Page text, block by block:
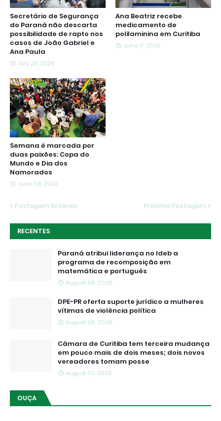
Secretário de Segurança
do Paraná não descarta
possibilidade de rapto nos
casos de João Gabriel e
Ana Paula
July 28, 2026
Ana Beatriz recebe
medicamento de
polilaminina em Curitiba
June 17, 2026
Semana é marcada por
duas paixões: Copa do
Mundo e Dia dos
Namorados
June 08, 2026
Postagem Anterior Próxima Postagem
RECENTES
Paraná atribui liderança no Ideb a
programa de recomposição em
matemática e português
August 06, 2026
DPE-PR oferta suporte jurídico a mulheres
vítimas de violência política
August 06, 2026
Câmara de Curitiba tem terceira mudança
em pouco mais de dois meses; dois novos
vereadores tomam posse
August 03, 2026
OUÇA